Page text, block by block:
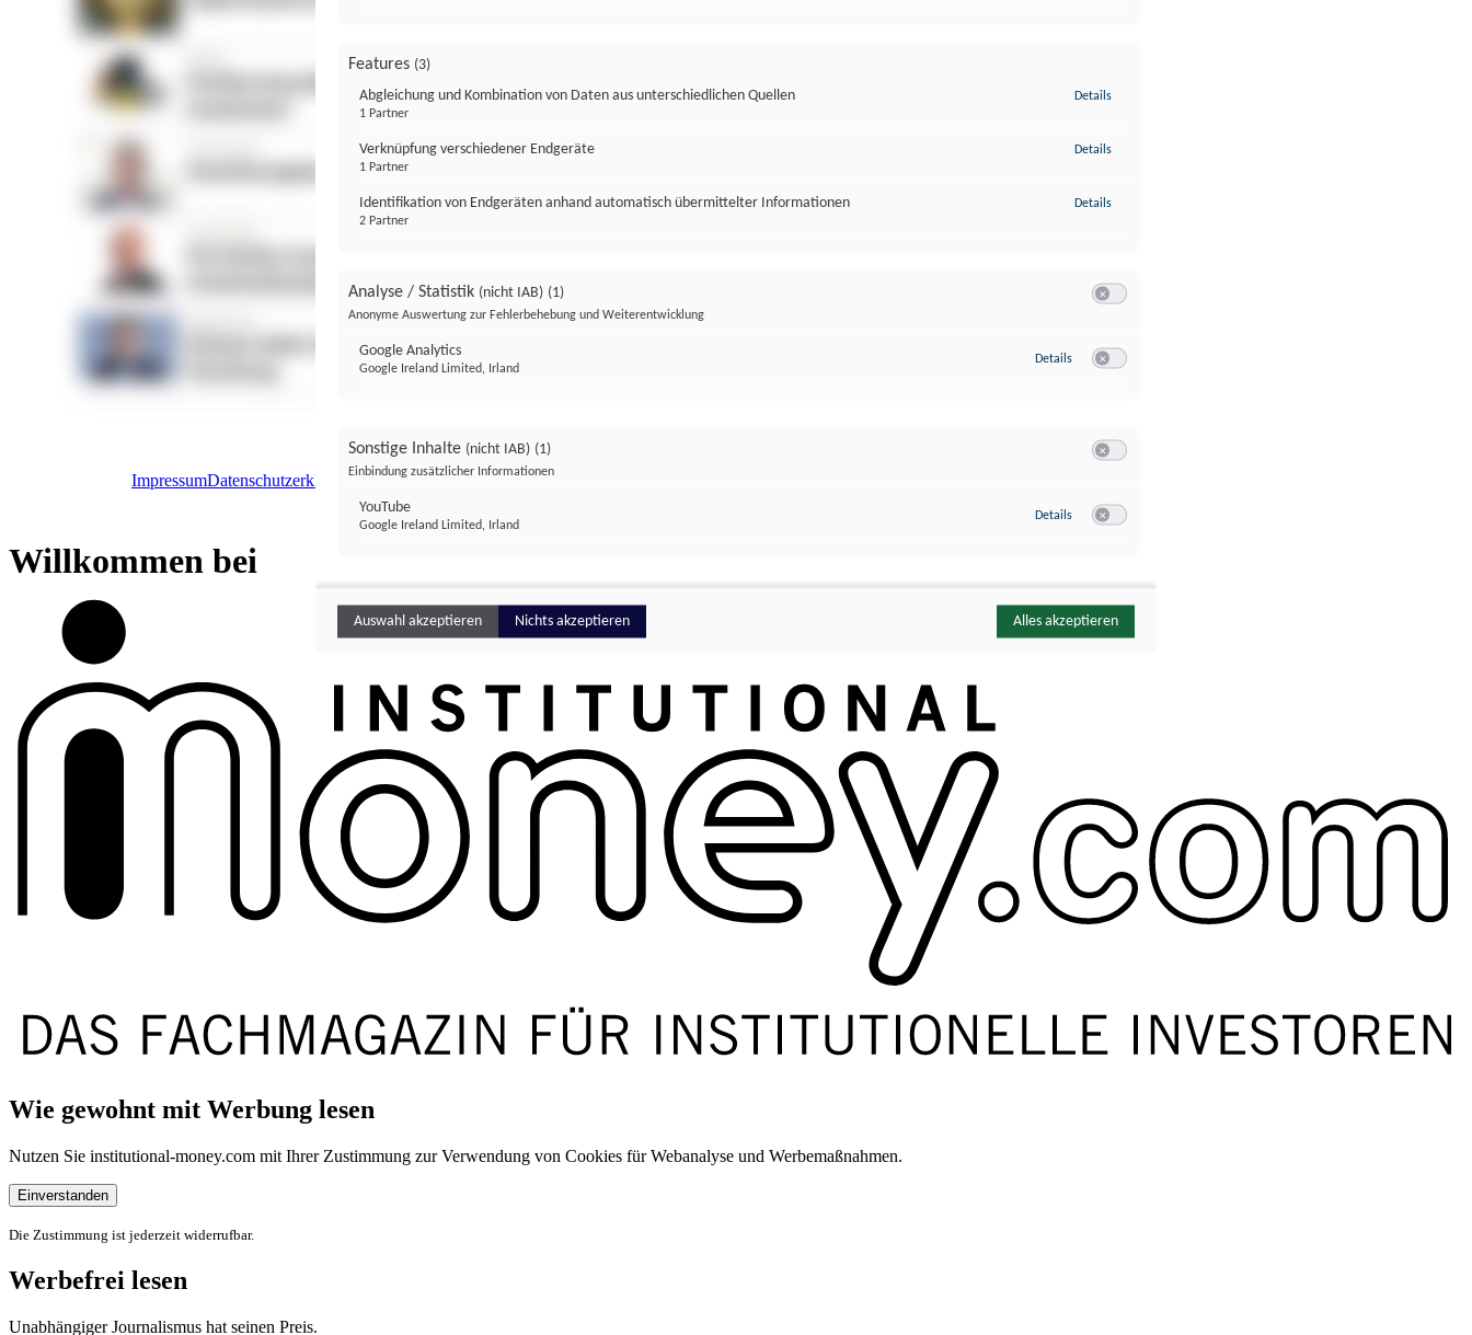
ImpressumDatenschutzerklärungDatenschutzeinstellungen
Willkommen bei
Wie gewohnt mit Werbung lesen
Nutzen Sie institutional-money.com mit Ihrer Zustimmung zur Verwendung von Cookies für Webanalyse und Werbemaßnahmen.
Einverstanden
Die Zustimmung ist jederzeit widerrufbar.
Werbefrei lesen
Unabhängiger Journalismus hat seinen Preis.
Features (3)
Abgleichung und Kombination von Daten aus unterschiedlichen Quellen
1 Partner
Details
Verknüpfung verschiedener Endgeräte
1 Partner
Details
Identifikation von Endgeräten anhand automatisch übermittelter Informationen
2 Partner
Details
Analyse / Statistik (nicht IAB) (1)
Anonyme Auswertung zur Fehlerbehebung und Weiterentwicklung
Google Analytics
Google Ireland Limited, Irland
Details zu Google Analytics
Sonstige Inhalte (nicht IAB) (1)
Einbindung zusätzlicher Informationen
YouTube
Google Ireland Limited, Irland
Details zu YouTube
Auswahl akzeptieren Nichts akzeptieren Alles akzeptieren